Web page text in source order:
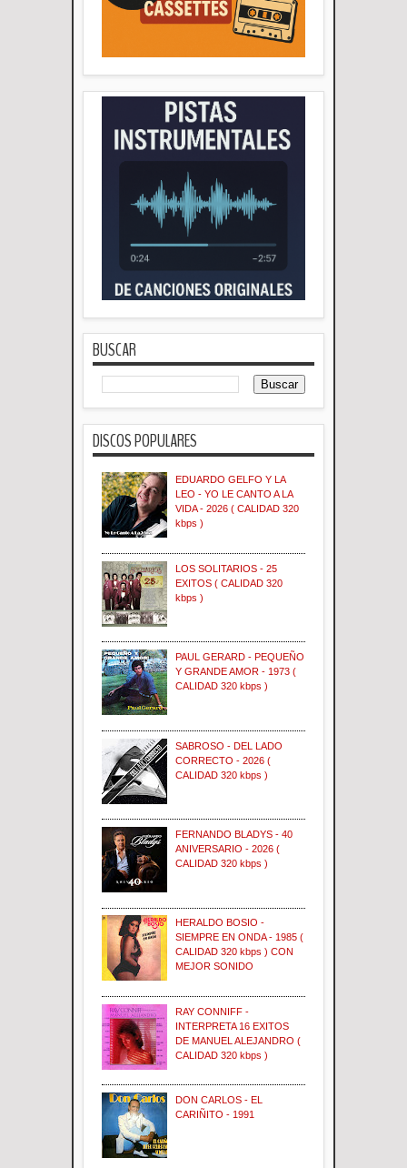
BUSCAR
DISCOS POPULARES
EDUARDO GELFO Y LA
LEO - YO LE CANTO A LA
VIDA - 2026 ( CALIDAD 320
kbps )
LOS SOLITARIOS - 25
EXITOS ( CALIDAD 320
kbps )
PAUL GERARD - PEQUEÑO
Y GRANDE AMOR - 1973 (
CALIDAD 320 kbps )
SABROSO - DEL LADO
CORRECTO - 2026 (
CALIDAD 320 kbps )
FERNANDO BLADYS - 40
ANIVERSARIO - 2026 (
CALIDAD 320 kbps )
HERALDO BOSIO -
SIEMPRE EN ONDA - 1985 (
CALIDAD 320 kbps ) CON
MEJOR SONIDO
RAY CONNIFF -
INTERPRETA 16 EXITOS
DE MANUEL ALEJANDRO (
CALIDAD 320 kbps )
DON CARLOS - EL
CARIÑITO - 1991